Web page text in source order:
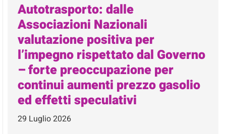
Autotrasporto: dalle
Associazioni Nazionali
valutazione positiva per
l’impegno rispettato dal Governo
– forte preoccupazione per
continui aumenti prezzo gasolio
ed effetti speculativi
29 Luglio 2026